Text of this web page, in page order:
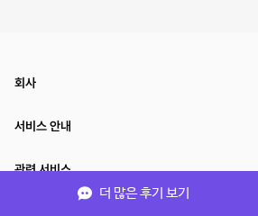
더 많은 후기 보기
회사
서비스 안내
관련 서비스